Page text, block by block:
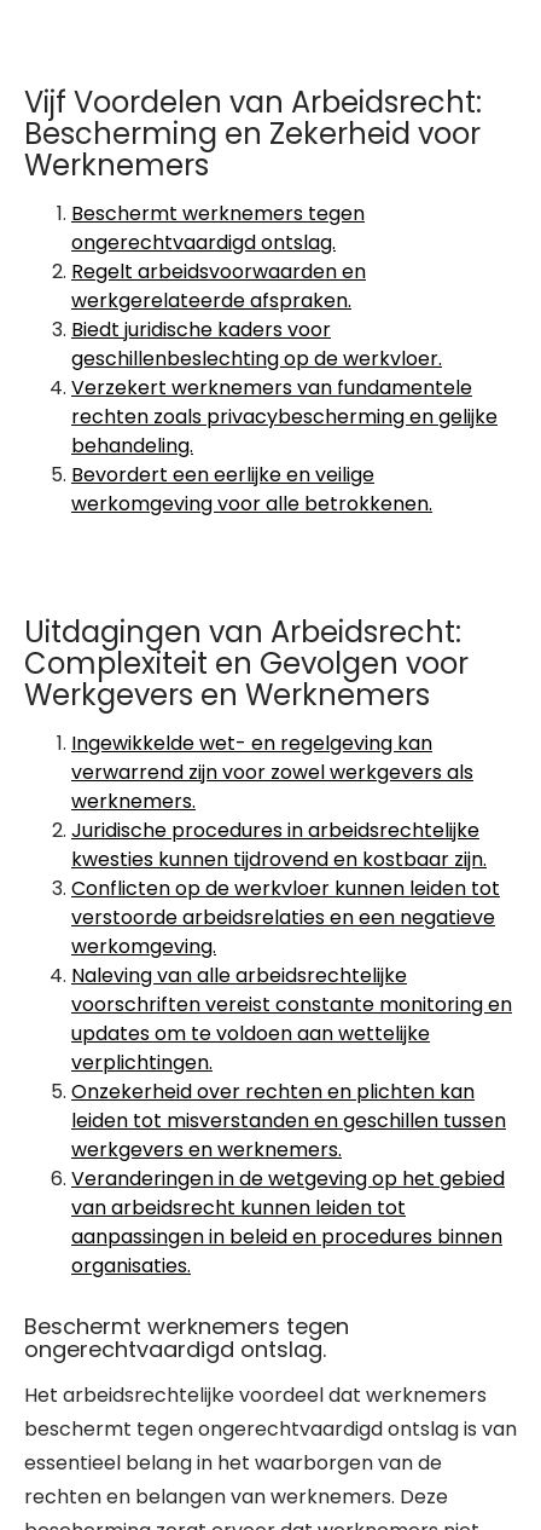
Vijf Voordelen van Arbeidsrecht:
Bescherming en Zekerheid voor
Werknemers
Beschermt werknemers tegen
ongerechtvaardigd ontslag.
Regelt arbeidsvoorwaarden en
werkgerelateerde afspraken.
Biedt juridische kaders voor
geschillenbeslechting op de werkvloer.
Verzekert werknemers van fundamentele
rechten zoals privacybescherming en gelijke
behandeling.
Bevordert een eerlijke en veilige
werkomgeving voor alle betrokkenen.
Uitdagingen van Arbeidsrecht:
Complexiteit en Gevolgen voor
Werkgevers en Werknemers
Ingewikkelde wet- en regelgeving kan
verwarrend zijn voor zowel werkgevers als
werknemers.
Juridische procedures in arbeidsrechtelijke
kwesties kunnen tijdrovend en kostbaar zijn.
Conflicten op de werkvloer kunnen leiden tot
verstoorde arbeidsrelaties en een negatieve
werkomgeving.
Naleving van alle arbeidsrechtelijke
voorschriften vereist constante monitoring en
updates om te voldoen aan wettelijke
verplichtingen.
Onzekerheid over rechten en plichten kan
leiden tot misverstanden en geschillen tussen
werkgevers en werknemers.
Veranderingen in de wetgeving op het gebied
van arbeidsrecht kunnen leiden tot
aanpassingen in beleid en procedures binnen
organisaties.
Beschermt werknemers tegen
ongerechtvaardigd ontslag.
Het arbeidsrechtelijke voordeel dat werknemers
beschermt tegen ongerechtvaardigd ontslag is van
essentieel belang in het waarborgen van de
rechten en belangen van werknemers. Deze